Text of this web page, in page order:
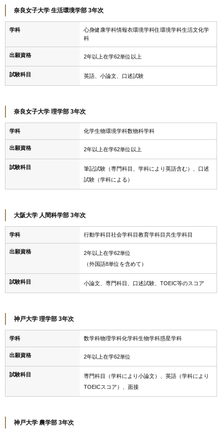
奈良女子大学 生活環境学部 3年次
学科
心身健康学科情報衣環境学科住環境学科生活文化学
科
出願資格 2年以上在学62単位以上
試験科目 英語、小論文、口述試験
奈良女子大学 理学部 3年次
学科 化学生物環境学科数物科学科
出願資格 2年以上在学62単位以上
試験科目
筆記試験（専門科目、学科により英語含む）、口述
試験（学科による）
大阪大学 人間科学部 3年次
学科 行動学科目社会学科目教育学科目共生学科目
出願資格
2年以上在学62単位
（外国語8単位を含めて）
試験科目 小論文、専門科目、口述試験、TOEIC等のスコア
神戸大学 理学部 3年次
学科 数学科物理学科化学科生物学科惑星学科
出願資格 2年以上在学62単位
試験科目
専門科目（学科により小論文）、英語（学科により
TOEICスコア）、面接
神戸大学 農学部 3年次